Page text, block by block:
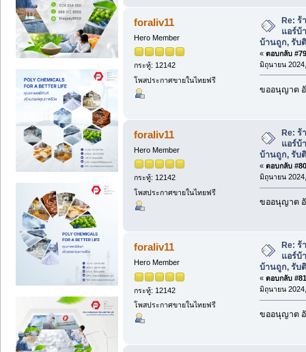
foraliv11
Hero Member
กระทู้: 12142
โพสประกาศขายในไทยฟรี
Re: ร้
แอร์บ้
บ้านถูก, รับ
« ตอบกลับ
มิถุนายน
ขออนุญาต
foraliv11
Hero Member
กระทู้: 12142
โพสประกาศขายในไทยฟรี
Re: ร้
แอร์บ้
บ้านถูก, รับ
« ตอบกลับ
มิถุนายน
ขออนุญาต
foraliv11
Hero Member
กระทู้: 12142
โพสประกาศขายในไทยฟรี
Re: ร้
แอร์บ้
บ้านถูก, รับ
« ตอบกลับ
มิถุนายน
ขออนุญาต